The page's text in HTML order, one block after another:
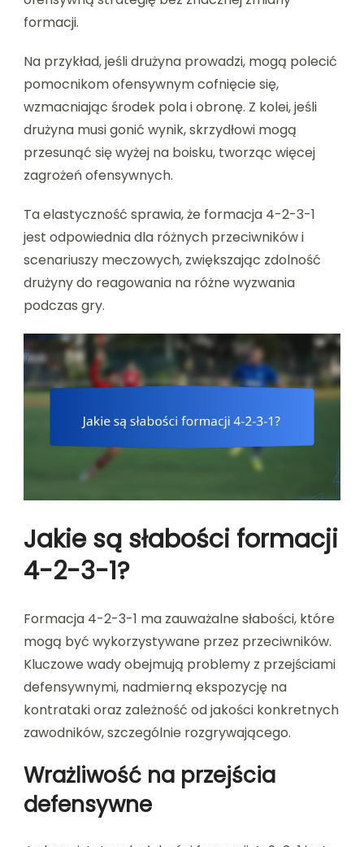
formacji.
Na przykład, jeśli drużyna prowadzi, mogą polecić
pomocnikom ofensywnym cofnięcie się,
wzmacniając środek pola i obronę. Z kolei, jeśli
drużyna musi gonić wynik, skrzydłowi mogą
przesunąć się wyżej na boisku, tworząc więcej
zagrożeń ofensywnych.
Ta elastyczność sprawia, że formacja 4-2-3-1
jest odpowiednia dla różnych przeciwników i
scenariuszy meczowych, zwiększając zdolność
drużyny do reagowania na różne wyzwania
podczas gry.
Jakie są słabości formacji
4-2-3-1?
Formacja 4-2-3-1 ma zauważalne słabości, które
mogą być wykorzystywane przez przeciwników.
Kluczowe wady obejmują problemy z przejściami
defensywnymi, nadmierną ekspozycję na
kontrataki oraz zależność od jakości konkretnych
zawodników, szczególnie rozgrywającego.
Wrażliwość na przejścia
defensywne